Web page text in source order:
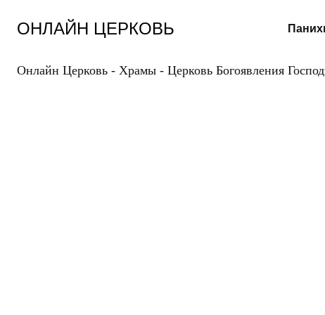
содержанию
ОНЛАЙН ЦЕРКОВЬ
Онлайн Церковь - Храмы - Церковь Богоявления